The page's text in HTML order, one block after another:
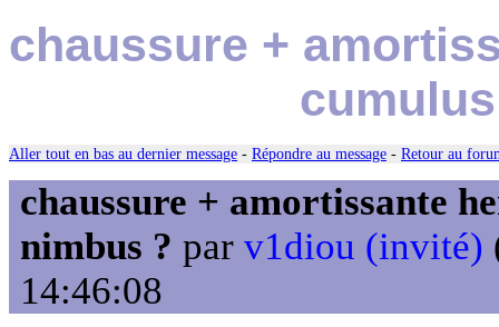
chaussure +
Aller tout en bas au dernier message - Répondre au message - Retour au
chaussure + amortissante
nimbus ? par v1diou (invité)
14:46:08